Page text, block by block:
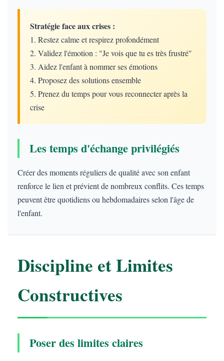
Stratégie face aux crises :
1. Restez calme et respirez profondément
2. Validez l'émotion : "Je vois que tu es très frustré"
3. Aidez l'enfant à nommer ses émotions
4. Proposez des solutions ensemble
5. Prenez du temps pour vous reconnecter après la
crise
Les temps d'échange privilégiés
Créer des moments réguliers de qualité avec son enfant
renforce le lien et prévient de nombreux conflits. Ces temps
peuvent être quotidiens ou hebdomadaires selon l'âge de
l'enfant.
Discipline et Limites
Constructives
Poser des limites claires